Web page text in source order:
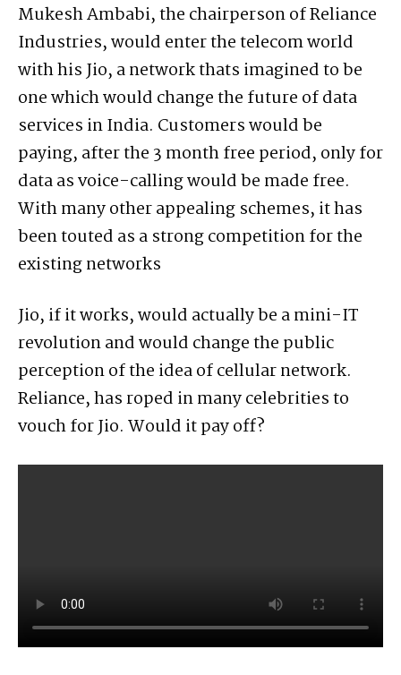
Mukesh Ambabi, the chairperson of Reliance
Industries, would enter the telecom world
with his Jio, a network thats imagined to be
one which would change the future of data
services in India. Customers would be
paying, after the 3 month free period, only for
data as voice-calling would be made free.
With many other appealing schemes, it has
been touted as a strong competition for the
existing networks
Jio, if it works, would actually be a mini-IT
revolution and would change the public
perception of the idea of cellular network.
Reliance, has roped in many celebrities to
vouch for Jio. Would it pay off?